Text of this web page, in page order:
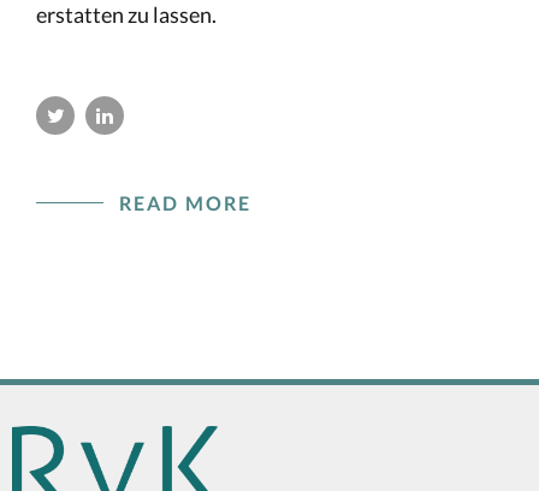
erstatten zu lassen.
READ MORE